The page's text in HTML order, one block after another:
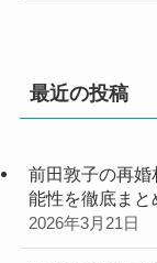
最近の投稿
前田敦子の再
能性を徹底まと
2026年3月21日